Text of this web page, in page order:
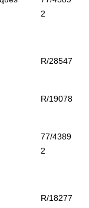
2
R/28547
R/19078
77/4389
2
R/18277